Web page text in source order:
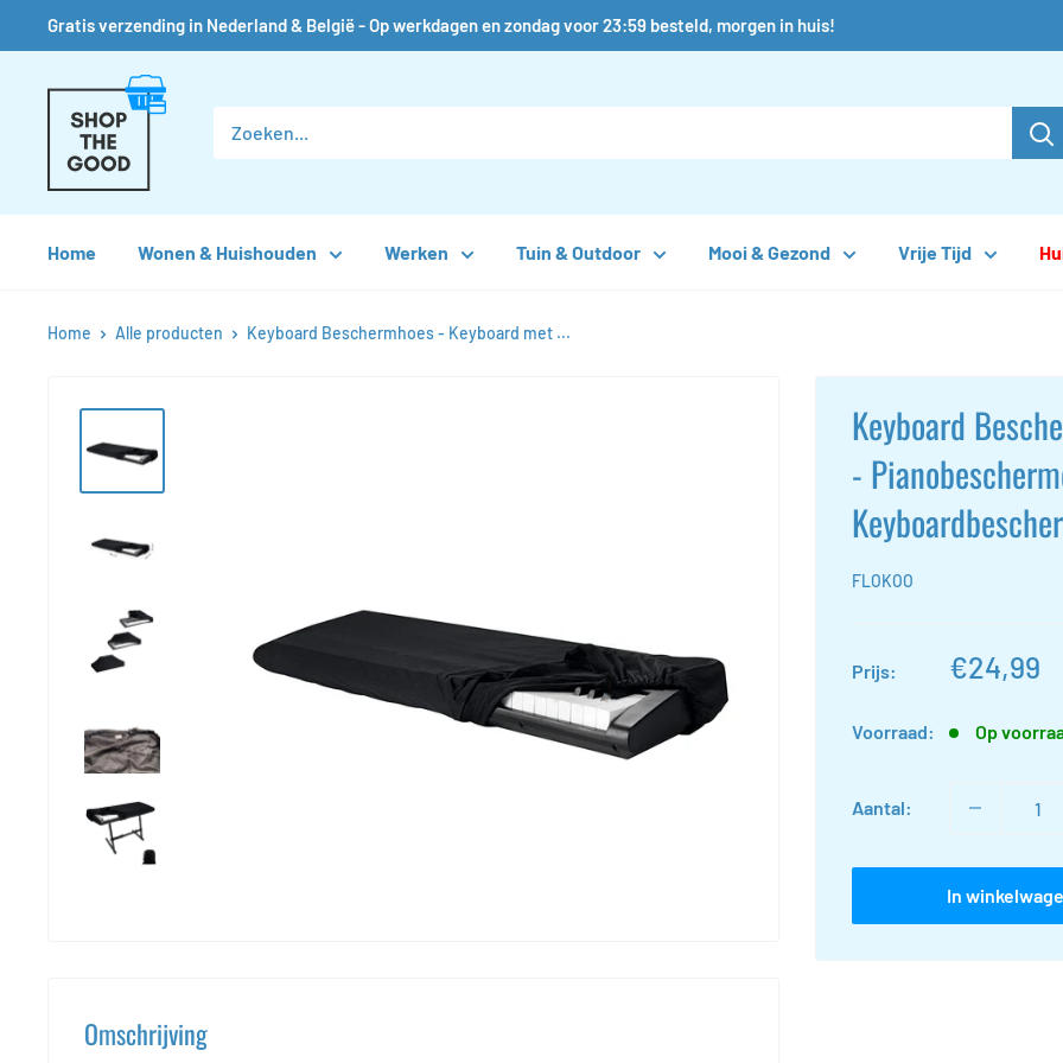
Gratis verzending in Nederland & België - Op werkdagen en zondag voor 23:59 besteld, morgen in huis!
Shop
the
Good
Home Wonen & Huishouden Werken Tuin & Outdoor Mooi & Gezond Vrije Tijd
Home Alle producten Keyboard Beschermhoes - Keyboard met ...
Keyboard
-
FLOKOO
Prijs: Actieprijs
€24,99
Voorraad: Op
Aantal:
In
Omschrijving